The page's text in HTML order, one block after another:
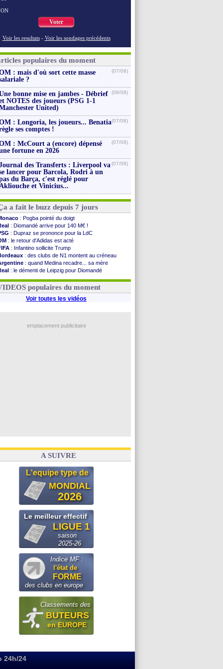
Voter
Voir les resultats - Voir les sondages précédents
populaires du moment
: mais d'où sort cette masse
?
(07/08)
bonne mise en jambes - Débrief
NOTES des joueurs (PSG 1-1
United)
(08/08)
: Longoria, les joueurs... Benatia
ses comptes !
(07/08)
: McCourt a (encore) dépensé
fortune en 2026
(07/08)
des Transferts : Liverpool va
lancer pour Barcola, Rodri à un
du Barça, c'est réglé pour
et Vinicius...
(07/08)
a fait le buzz depuis 7 jours
: Pogba pointé du doigt
: Diomandé arrive pour 140 M€ !
: Dupraz se prononce pour la LdC
: le retour d'Adidas est acté
: Infantino sollicite Trump
: des clubs de N1 montent au créneau
: quand Medina recadre... sa mère
: le démenti de Leipzig pour Diomandé
: Paixão attire un 2e club anglais
populaires du moment
Voir toutes les vidéos
emplacement publicitaire
A SUIVRE
L'equipe type de
MONDIAL
2026
Le meilleur effectif
LIGUE 1
saison
2025-26
Indice MF :
l'état de
FORME
des clubs en europe
Classements des
BUTEURS
en EUROPE
24h/24